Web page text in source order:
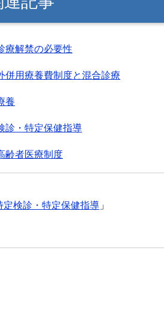
療解禁の必要性
併用療養費制度と混合診療
養
診・特定保健指導
齢者医療制度
定検診・特定保健指導 」